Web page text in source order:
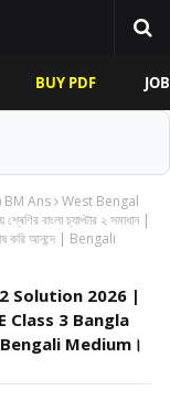
BUY PDF
BM Ans West Bengal
বাংলা চ্যাপ্টার ২ সমাধান |
আনন্দে | Bengali
Solution 2026 |
Class 3 Bangla
Bengali Medium।